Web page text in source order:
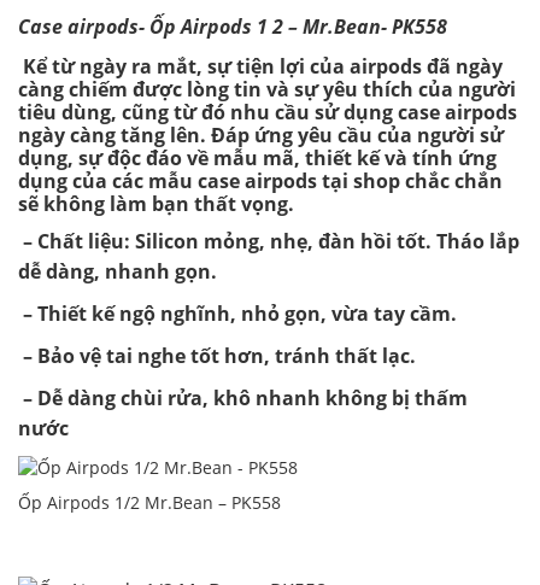
Case airpods- Ốp Airpods 1 2 – Mr.Bean- PK558
Kể từ ngày ra mắt, sự tiện lợi của airpods đã ngày
càng chiếm được lòng tin và sự yêu thích của người
tiêu dùng, cũng từ đó nhu cầu sử dụng case airpods
ngày càng tăng lên. Đáp ứng yêu cầu của người sử
dụng, sự độc đáo về mẫu mã, thiết kế và tính ứng
dụng của các mẫu case airpods tại shop chắc chắn
sẽ không làm bạn thất vọng.
– Chất liệu: Silicon mỏng, nhẹ, đàn hồi tốt. Tháo lắp
dễ dàng, nhanh gọn.
– Thiết kế ngộ nghĩnh, nhỏ gọn, vừa tay cầm.
– Bảo vệ tai nghe tốt hơn, tránh thất lạc.
– Dễ dàng chùi rửa, khô nhanh không bị thấm
nước
Ốp Airpods 1/2 Mr.Bean – PK558